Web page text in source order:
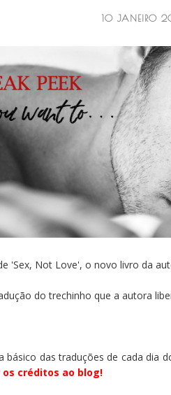
10 JANEIRO
'Sex, Not Love', o novo livro da
do trechinho que a autora
básico das traduções de cada dia
créditos ao blog!